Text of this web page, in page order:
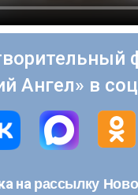
Ангел» в
на рассылку